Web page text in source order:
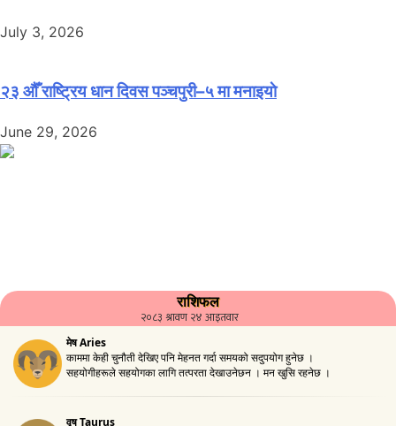
July 3, 2026
२३ औँ राष्ट्रिय धान दिवस पञ्चपुरी–५ मा मनाइयाे
June 29, 2026